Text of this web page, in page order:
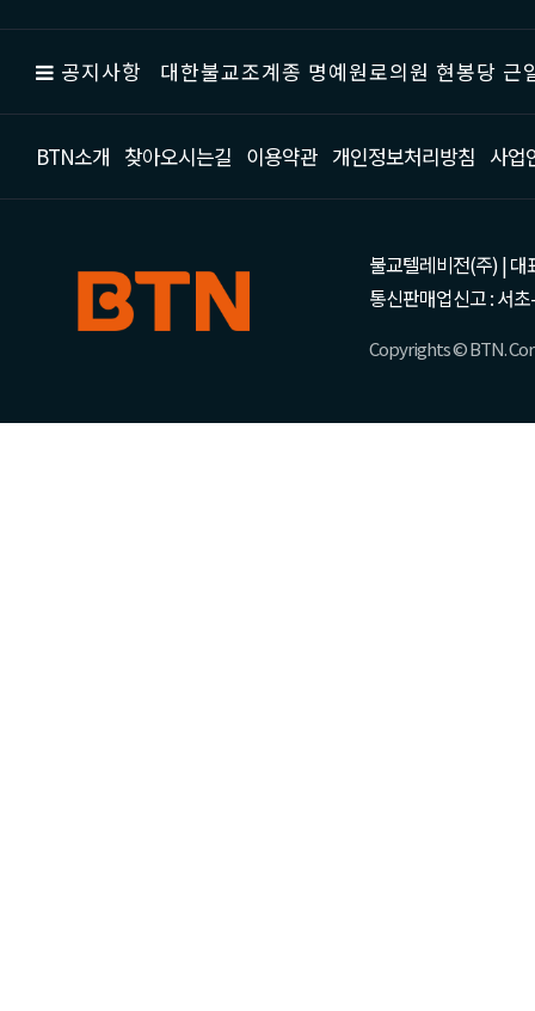
공지사항 대한불교조계종 명예원로의원 현봉당
BTN소개 찾아오시는길 이용약관 개인정보처리방침 사업
불교텔레비전(주) | 대
통신판매업신고 : 서
Copyrights © BTN.